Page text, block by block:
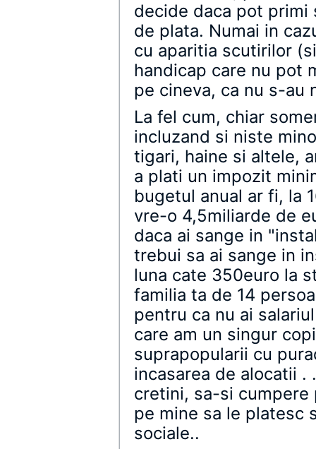
decide daca pot
de plata. Numai in
cu aparitia scutirilor
handicap care nu pot
pe cineva, ca nu s-au
La fel cum, chiar
incluzand si niste
tigari, haine si altele,
a plati un impozit
bugetul anual ar fi, la
vre-o 4,5miliarde de
daca ai sange in
trebui sa ai sange in
luna cate 350euro la
familia ta de 14
pentru ca nu ai
care am un singur
suprapopularii cu
incasarea de alocatii .
cretini, sa-si cumpere
pe mine sa le platesc
sociale..